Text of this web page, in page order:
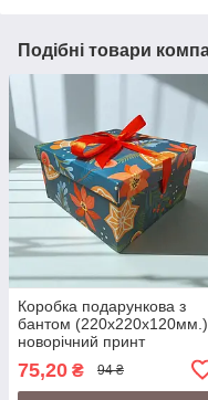
Подібні товари
Коробка подарункова з
бантом (220х220х120мм.)
новорічний принт
75,20 ₴ 94 ₴